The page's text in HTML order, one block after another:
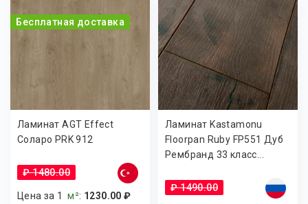
Бесплатная доставка
Ламинат AGT Effect
Соларо PRK 912
₽ 1480.00
Цена за 1м²: 1230.00 ₽
Ламинат Kastamonu
Floorpan Ruby FP551 Дуб
Рембранд 33 класс...
₽ 1490.00